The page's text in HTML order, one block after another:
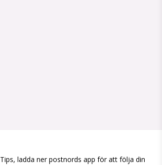
Tips, ladda ner postnords app för att följa din